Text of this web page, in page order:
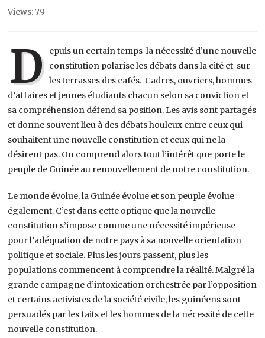
Views: 79
D epuis un certain temps la nécessité d’une nouvelle
constitution polarise les débats dans la cité et sur
les terrasses des cafés. Cadres, ouvriers, hommes
d’affaires et jeunes étudiants chacun selon sa conviction et
sa compréhension défend sa position. Les avis sont partagés
et donne souvent lieu à des débats houleux entre ceux qui
souhaitent une nouvelle constitution et ceux qui ne la
désirent pas. On comprend alors tout l’intérêt que porte le
peuple de Guinée au renouvellement de notre constitution.
Le monde évolue, la Guinée évolue et son peuple évolue
également. C’est dans cette optique que la nouvelle
constitution s’impose comme une nécessité impérieuse
pour l’adéquation de notre pays à sa nouvelle orientation
politique et sociale. Plus les jours passent, plus les
populations commencent à comprendre la réalité. Malgré la
grande campagne d’intoxication orchestrée par l’opposition
et certains activistes de la société civile, les guinéens sont
persuadés par les faits et les hommes de la nécessité de cette
nouvelle constitution.